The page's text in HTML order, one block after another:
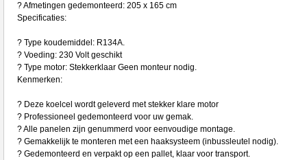
? Afmetingen gedemonteerd: 205 x 165 cm
Specificaties:
? Type koudemiddel: R134A.
? Voeding: 230 Volt geschikt
? Type motor: Stekkerklaar Geen monteur nodig.
Kenmerken:
? Deze koelcel wordt geleverd met stekker klare motor
? Professioneel gedemonteerd voor uw gemak.
? Alle panelen zijn genummerd voor eenvoudige montage.
? Gemakkelijk te monteren met een haaksysteem (inbussleutel nodig).
? Gedemonteerd en verpakt op een pallet, klaar voor transport.